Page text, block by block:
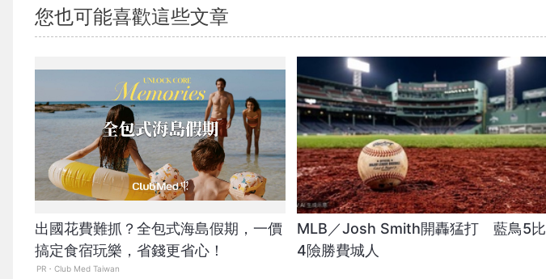
您也可能喜歡這些文章
出國花費難抓？全包式海島假期，一價
搞定食宿玩樂，省錢更省心！
PR・Club Med Taiwan
MLB／Josh Smith開轟猛打 藍鳥5比
4險勝費城人